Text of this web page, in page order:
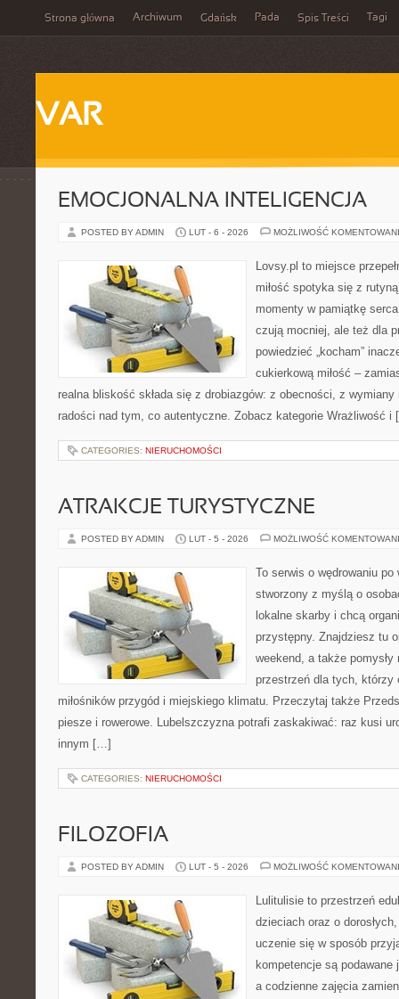
Strona główna Archiwum Gdańsk Pada Spis Treści Tagi
VAR
EMOCJONALNA INTELIGENCJA
POSTED BY ADMIN LUT - 6 - 2026 MOŻLIWOŚĆ
Lovsy.pl to miejsce
miłość spotyka się z
momenty w pamiątkę
czują mocniej, ale też dla
powiedzieć „kocham”
cukierkową miłość –
realna bliskość składa się z drobiazgów: z obecności, z
radości nad tym, co autentyczne. Zobacz kategorie Wrażliwość
CATEGORIES: NIERUCHOMOŚCI
ATRAKCJE TURYSTYCZNE
POSTED BY ADMIN LUT - 5 - 2026 MOŻLIWOŚĆ
To serwis o wędrowaniu
stworzony z myślą o
lokalne skarby i chcą
przystępny. Znajdziesz tu
weekend, a także
przestrzeń dla tych, którzy
miłośników przygód i miejskiego klimatu. Przeczytaj także
piesze i rowerowe. Lubelszczyzna potrafi zaskakiwać: raz kusi
innym […]
CATEGORIES: NIERUCHOMOŚCI
FILOZOFIA
POSTED BY ADMIN LUT - 5 - 2026 MOŻLIWOŚĆ
Lulitulisie to przestrzeń
dzieciach oraz o
uczenie się w sposób
kompetencje są
a codzienne zajęcia